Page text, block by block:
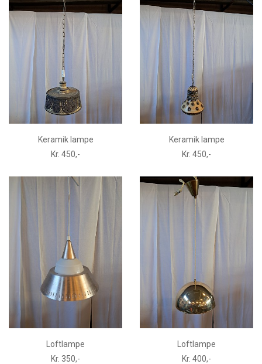
Keramik lampe
Kr. 450,-
Keramik lampe
Kr. 450,-
Loftlampe
Kr. 350,-
Loftlampe
Kr. 400,-